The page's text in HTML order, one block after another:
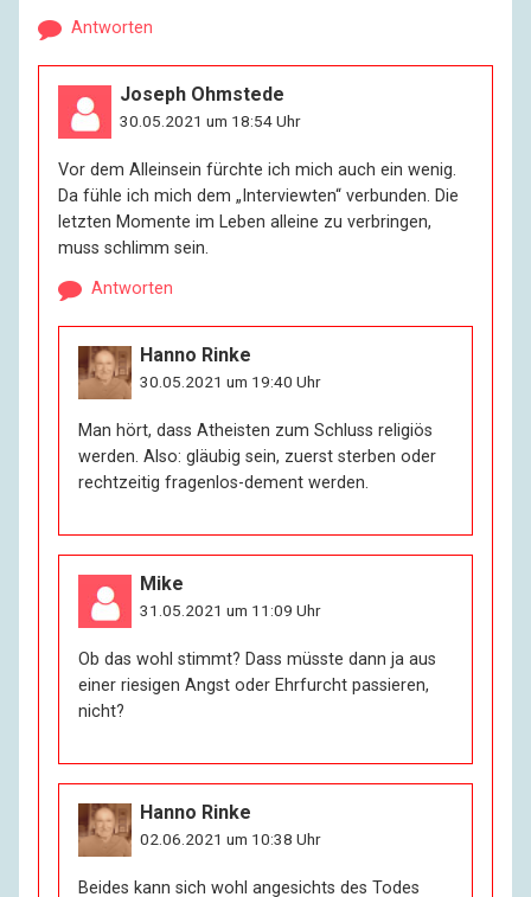
I:
Sie haben ein eigenes Appartement mit kleinem
Balkon und Blick ins Grüne.
Schreckliche Sauerei im Herbst mit den Blättern von
der Weide.
R: Ihr Zimmer ist hübsch eingerichtet und voll mit
Alles Krimskrams. Aber im Alter sammelt man eben.
Man klammert sich an Gegenstände und an
Erinnerungen.
Die äußeren Bedingungen, unter denen Sie leben, sind
Wenn Sie es mit einem Obdachlosenasyl vergleichen:
Auch sonst. War das langfristige Planung auf den
Lebensabend hin oder ist das Glück?
Wollen Sie mir darüber erzählen?
Unbedingt, denn es ist saukomisch. Ich habe nie
Antworten
Joseph Ohmstede
30.05.2021 um 18:54 Uhr
Vor dem Alleinsein fürchte ich mich auch ein wenig.
Da fühle ich mich dem „Interviewten“ verbunden. Die
letzten Momente im Leben alleine zu verbringen,
muss schlimm sein.
Antworten
Hanno Rinke
30.05.2021 um 19:40 Uhr
Man hört, dass Atheisten zum Schluss religiös
werden. Also: gläubig sein, zuerst sterben oder
rechtzeitig fragenlos-dement werden.
Mike
31.05.2021 um 11:09 Uhr
Ob das wohl stimmt? Dass müsste dann ja aus
einer riesigen Angst oder Ehrfurcht passieren,
nicht?
Hanno Rinke
02.06.2021 um 10:38 Uhr
Beides kann sich wohl angesichts des Todes